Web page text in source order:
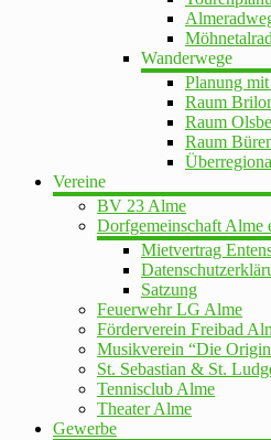
Wanderwege
Planung
Raum
Raum
Raum
Vereine
BV 23 Alme
Dorfgemeinschaft Alme
Mietvertrag
Satzung
Feuerwehr LG Alme
Förderverein Freibad
Musikverein “Die
St. Sebastian & St.
Tennisclub Alme
Theater Alme
Gewerbe